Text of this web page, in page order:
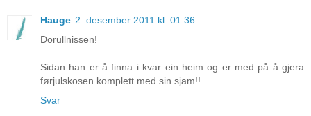
Hauge 2. desember 2011 kl. 01:36
Dorullnissen!
Sidan han er å finna i kvar ein heim og er med på å gjera
førjulskosen komplett med sin sjam!!
Svar